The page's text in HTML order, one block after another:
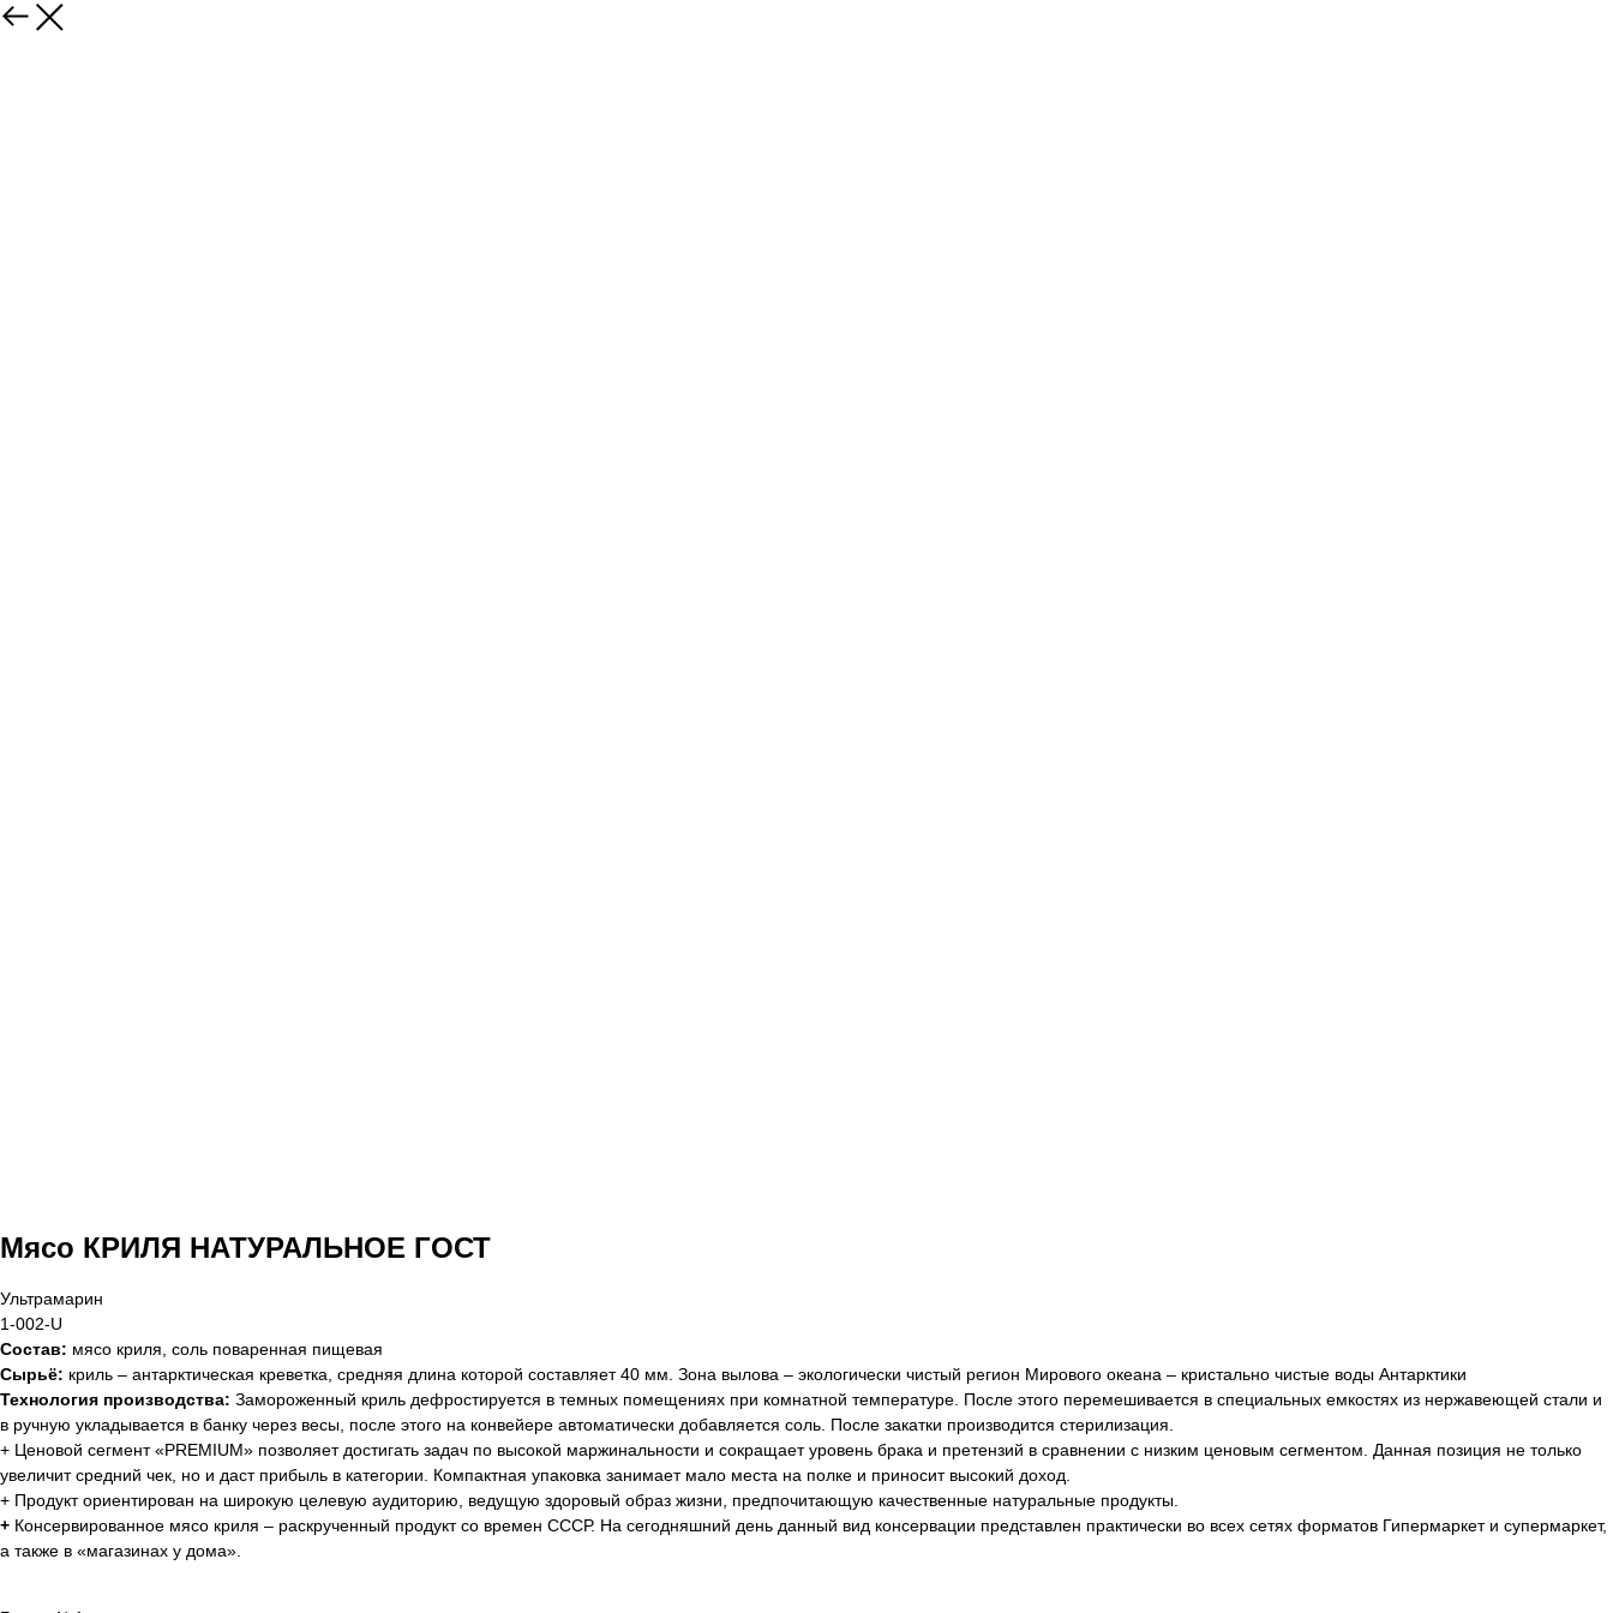
Мясо КРИЛЯ НАТУРАЛЬНОЕ ГОСТ
Ультрамарин
1-002-U
Состав: мясо криля, соль поваренная пищевая
Cырьё: криль – антарктическая креветка, средняя длина которой составляет 40 мм. Зона вылова – экологически чистый регион Мирового океана – кристально чистые воды Антарктики
Технология производства: Замороженный криль дефростируется в темных помещениях при комнатной температуре. После этого перемешивается в специальных емкостях из нержавеющей стали и
в ручную укладывается в банку через весы, после этого на конвейере автоматически добавляется соль. После закатки производится стерилизация.
+ Ценовой сегмент «PREMIUM» позволяет достигать задач по высокой маржинальности и сокращает уровень брака и претензий в сравнении с низким ценовым сегментом. Данная позиция не только
увеличит средний чек, но и даст прибыль в категории. Компактная упаковка занимает мало места на полке и приносит высокий доход.
+ Продукт ориентирован на широкую целевую аудиторию, ведущую здоровый образ жизни, предпочитающую качественные натуральные продукты.
+ Консервированное мясо криля – раскрученный продукт со времен СССР. На сегодняшний день данный вид консервации представлен практически во всех сетях форматов Гипермаркет и супермаркет,
а также в «магазинах у дома».